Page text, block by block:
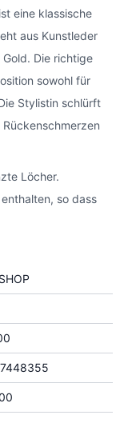
eine klassische
aus Kunstleder
Die richtige
sowohl für
Stylistin schlürft
Löcher.
so dass